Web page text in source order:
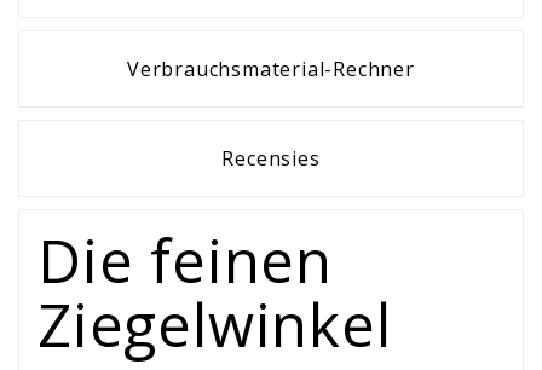
Verbrauchsmaterial-Rechner
Recensies
Die feinen
Ziegelwinkel